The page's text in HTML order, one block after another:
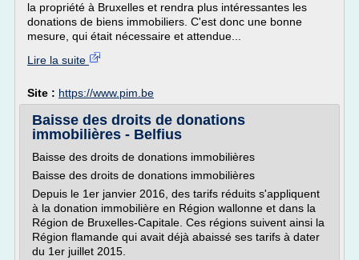
la propriété à Bruxelles et rendra plus intéressantes les
donations de biens immobiliers. C'est donc une bonne
mesure, qui était nécessaire et attendue...
Lire la suite
Site : https://www.pim.be
Baisse des droits de donations
immobilières - Belfius
Baisse des droits de donations immobilières
Baisse des droits de donations immobilières
Depuis le 1er janvier 2016, des tarifs réduits s'appliquent
à la donation immobilière en Région wallonne et dans la
Région de Bruxelles-Capitale. Ces régions suivent ainsi la
Région flamande qui avait déjà abaissé ses tarifs à dater
du 1er juillet 2015.